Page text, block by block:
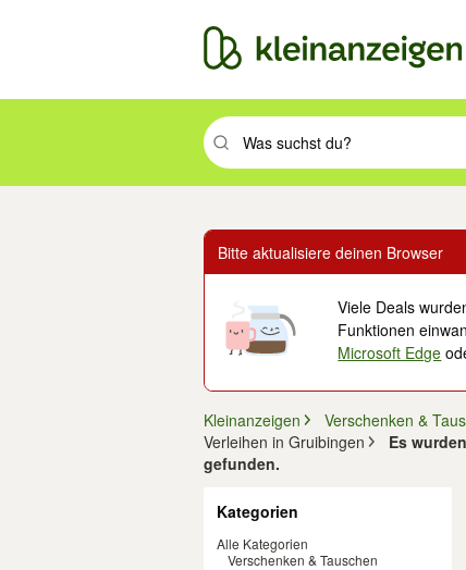
Suchbegriff eingeben. Eingabetaste
Bitte aktualisiere deinen Browser
Viele Deals
Funktionen
Microsoft Edge
Kleinanzeigen
Verschenken &
Verleihen in Gruibingen
Es
gefunden.
Kategorien
Alle Kategorien
Verschenken & Tauschen